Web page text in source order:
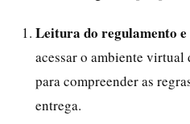
Leitura do regulamento
acessar o ambiente
para compreender as
entrega.